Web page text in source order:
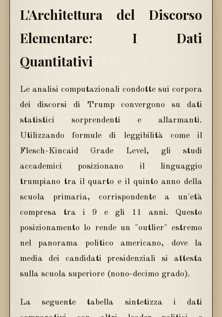
L'Architettura del Discorso
Elementare: I Dati
Quantitativi
Le analisi computazionali condotte sui corpora
dei discorsi di Trump convergono su dati
statistici sorprendenti e allarmanti.
Utilizzando formule di leggibilità come il
Flesch-Kincaid Grade Level, gli studi
accademici posizionano il linguaggio
trumpiano tra il quarto e il quinto anno della
scuola primaria, corrispondente a un'età
compresa tra i 9 e gli 11 anni. Questo
posizionamento lo rende un "outlier" estremo
nel panorama politico americano, dove la
media dei candidati presidenziali si attesta
sulla scuola superiore (nono-decimo grado).
La seguente tabella sintetizza i dati